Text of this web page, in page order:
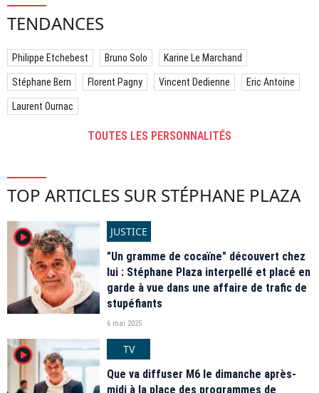
TENDANCES
Philippe Etchebest Bruno Solo Karine Le Marchand
Stéphane Bern Florent Pagny Vincent Dedienne Eric Antoine
Laurent Ournac
TOUTES LES PERSONNALITÉS
TOP ARTICLES SUR STÉPHANE PLAZA
player2
JUSTICE
"Un gramme de cocaïne" découvert chez
lui : Stéphane Plaza interpellé et placé en
garde à vue dans une affaire de trafic de
stupéfiants
6 mai 2025
player2
TV
Que va diffuser M6 le dimanche après-
midi à la place des programmes de